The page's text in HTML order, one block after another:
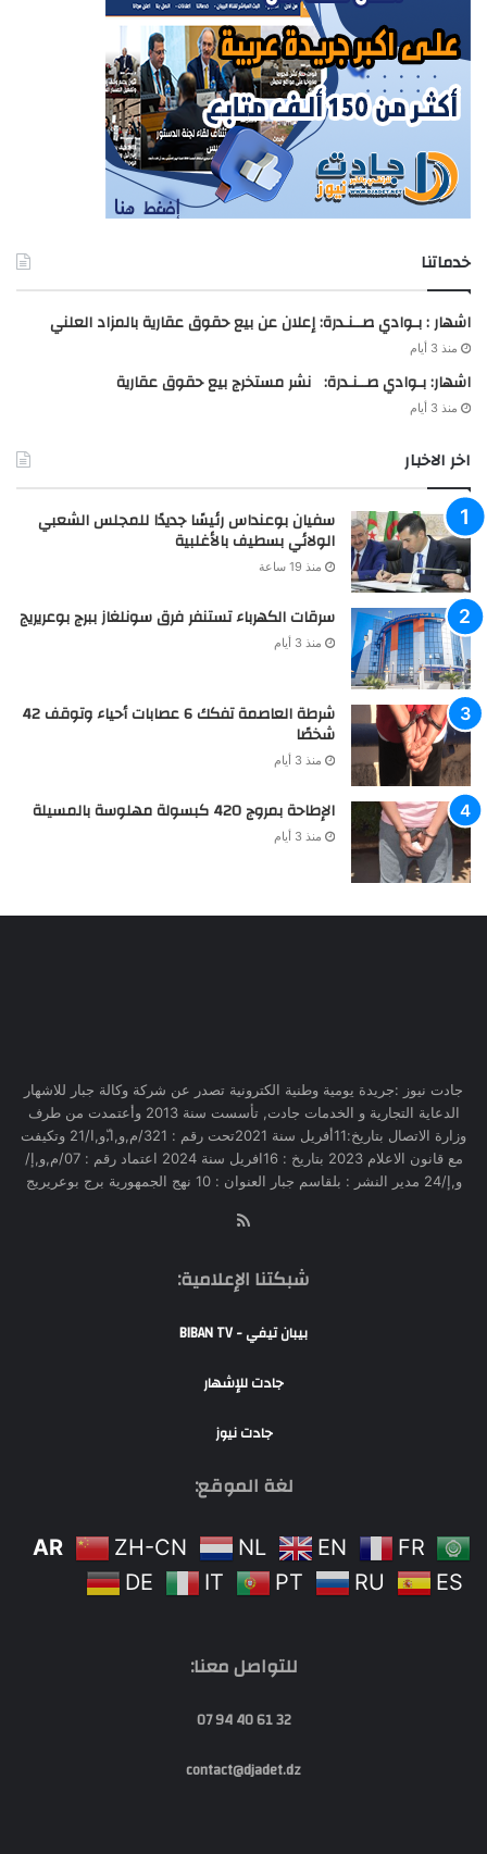
خدماتنا
اشهار : بـوادي صــنـدرة: إعلان عن بيع حقوق عقارية بالمزاد العلني
منذ 3 أيام
اشهار: بـوادي صــنـدرة: نشر مستخرج بيع حقوق عقارية
منذ 3 أيام
اخر الاخبار
سفيان بوعنداس رئيسًا جديدًا للمجلس الشعبي
الولائي بسطيف بالأغلبية
منذ 19 ساعة
سرقات الكهرباء تستنفر فرق سونلغاز ببرج بوعريريج
منذ 3 أيام
شرطة العاصمة تفكك 6 عصابات أحياء وتوقف 42
شخصًا
منذ 3 أيام
الإطاحة بمروج 420 كبسولة مهلوسة بالمسيلة
منذ 3 أيام
جادت نيوز :جريدة يومية وطنية الكترونية تصدر عن شركة وكالة جبار للاشهار
الدعاية التجارية و الخدمات جادت, تأسست سنة 2013 وأعتمدت من طرف
وزارة الاتصال بتاريخ:11أفريل سنة 2021تحت رقم : 321/م,و,ا,ّو,ا/21 وتكيفت
مع قانون الاعلام 2023 بتاريخ : 16افريل سنة 2024 اعتماد رقم : 07/م,و,إ/
و,إ/24 مدير النشر : بلقاسم جبار العنوان : 10 نهج الجمهورية برج بوعريريج
شبكتنا الإعلامية:
بيبان تيفي - BIBAN TV
جادت للإشهار
جادت نيوز
لغة الموقع:
AR ZH-CN NL EN
FR
DE
IT PT RU ES
للتواصل معنا:
32 61 40 94 07
contact@djadet.dz